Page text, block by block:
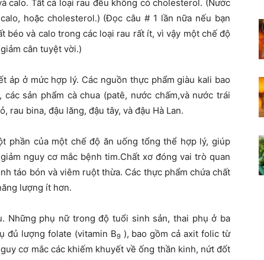
calo. Tất cả loại rau đều không có cholesterol. (Nước
hoặc cholesterol.) (Đọc câu # 1 lần nữa nếu bạn
béo và calo trong các loại rau rất ít, vì vậy một chế độ
cân tuyệt vời.)
áp ở mức hợp lý. Các nguồn thực phẩm giàu kali bao
sản phẩm cà chua (patê, nước chấm,và nước trái
rau bina, đậu lăng, đậu tây, và đậu Hà Lan.
phần của một chế độ ăn uống tổng thể hợp lý, giúp
nguy cơ mắc bệnh tim.Chất xơ đóng vai trò quan
táo bón và viêm ruột thừa. Các thực phẩm chứa chất
lượng ít hơn.
Những phụ nữ trong độ tuổi sinh sản, thai phụ ở ba
đủ lượng folate (vitamin B9), bao gồm cả axit folic từ
cơ mắc các khiếm khuyết về ống thần kinh, nứt đốt